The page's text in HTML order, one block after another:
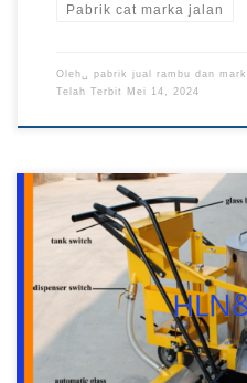
Pabrik cat marka jalan
Oleh␣ pabrik jual rambu dan
Telah Terbit
Mei 14, 2024
Jual Cat Marka Jalan, Pabrik
Marka Jalan, Cat Marka Jalan
Murah, Pabrik Jual Cat Marka
Rekomendasi DISHUB
Mesin cat marka jalan menjadi
termasuk kebutuhan